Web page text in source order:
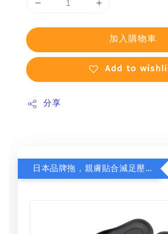
加入購物車
Add to
分享
日本品牌拖，親膚貼合減足壓，超值加購75折！